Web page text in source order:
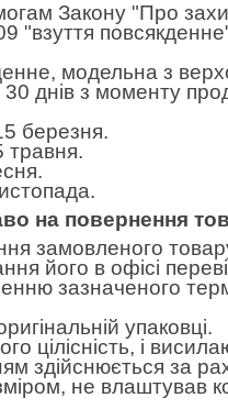
Закону "Про
модельна з
30 днів з моменту
березня.
травня.
на повернення
замовленого
його в офісі
зазначеного
упаковці.
цілісність, і
здійснюється за
не влаштував